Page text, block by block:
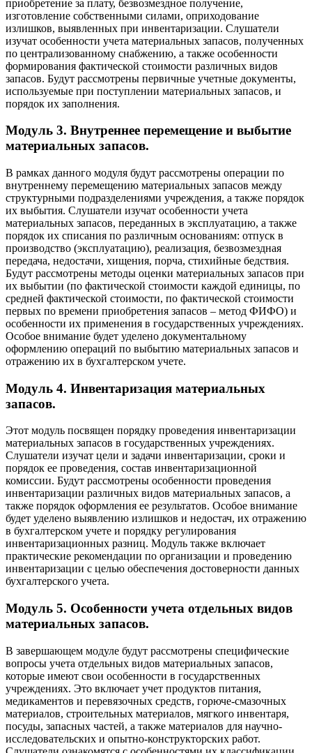
приобретение за плату, безвозмездное получение,
изготовление собственными силами, оприходование
излишков, выявленных при инвентаризации. Слушатели
изучат особенности учета материальных запасов, полученных
по централизованному снабжению, а также особенности
формирования фактической стоимости различных видов
запасов. Будут рассмотрены первичные учетные документы,
используемые при поступлении материальных запасов, и
порядок их заполнения.
Модуль 3. Внутреннее перемещение и выбытие
материальных запасов.
В рамках данного модуля будут рассмотрены операции по
внутреннему перемещению материальных запасов между
структурными подразделениями учреждения, а также порядок
их выбытия. Слушатели изучат особенности учета
материальных запасов, переданных в эксплуатацию, а также
порядок их списания по различным основаниям: отпуск в
производство (эксплуатацию), реализация, безвозмездная
передача, недостачи, хищения, порча, стихийные бедствия.
Будут рассмотрены методы оценки материальных запасов при
их выбытии (по фактической стоимости каждой единицы, по
средней фактической стоимости, по фактической стоимости
первых по времени приобретения запасов – метод ФИФО) и
особенности их применения в государственных учреждениях.
Особое внимание будет уделено документальному
оформлению операций по выбытию материальных запасов и
отражению их в бухгалтерском учете.
Модуль 4. Инвентаризация материальных
запасов.
Этот модуль посвящен порядку проведения инвентаризации
материальных запасов в государственных учреждениях.
Слушатели изучат цели и задачи инвентаризации, сроки и
порядок ее проведения, состав инвентаризационной
комиссии. Будут рассмотрены особенности проведения
инвентаризации различных видов материальных запасов, а
также порядок оформления ее результатов. Особое внимание
будет уделено выявлению излишков и недостач, их отражению
в бухгалтерском учете и порядку регулирования
инвентаризационных разниц. Модуль также включает
практические рекомендации по организации и проведению
инвентаризации с целью обеспечения достоверности данных
бухгалтерского учета.
Модуль 5. Особенности учета отдельных видов
материальных запасов.
В завершающем модуле будут рассмотрены специфические
вопросы учета отдельных видов материальных запасов,
которые имеют свои особенности в государственных
учреждениях. Это включает учет продуктов питания,
медикаментов и перевязочных средств, горюче-смазочных
материалов, строительных материалов, мягкого инвентаря,
посуды, запасных частей, а также материалов для научно-
исследовательских и опытно-конструкторских работ.